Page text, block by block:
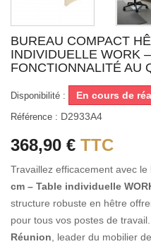
BUREAU COMPACT
INDIVIDUELLE WORK
FONCTIONNALITÉ AU
Disponibilité : En cours de
Référence : D2933A4
368,90 € TTC
Travaillez efficacement avec le
cm – Table individuelle
structure robuste en hêtre
pour tous vos postes de
Réunion, leader du mobilier